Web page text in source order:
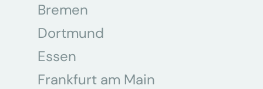
Bremen
Dortmund
Essen
Frankfurt am Main